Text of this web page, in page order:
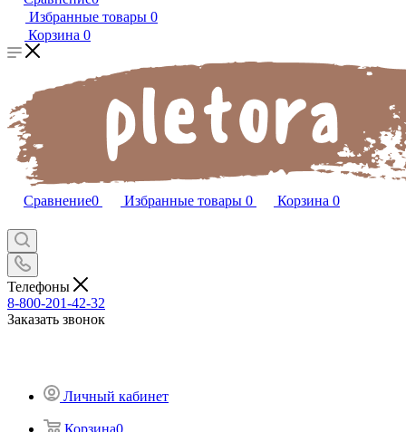
Избранные товары 0
Корзина 0
Сравнение0 Избранные товары 0 Корзина 0
Телефоны
8-800-201-42-32
Заказать звонок
Личный кабинет
Корзина0